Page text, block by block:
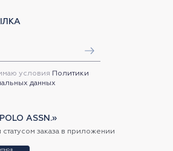
условия Политики
данных
ASSN.»
заказа в приложении